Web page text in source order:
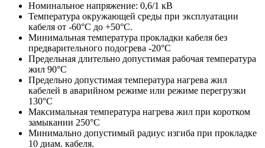
Номинальное напряжение: 0,6/1 кВ
Температура окружающей среды при эксплуатации
кабеля от -60°С до +50°С.
Минимальная температура прокладки кабеля без
предварительного подогрева -20°С
Предельная длительно допустимая рабочая температура
жил 90°С
Предельно допустимая температура нагрева жил
кабелей в аварийном режиме или режиме перегрузки
130°С
Максимальная температура нагрева жил при коротком
замыкании 250°С
Минимально допустимый радиус изгиба при прокладке
10 диам. кабеля.